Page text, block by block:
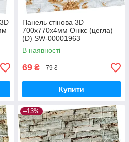
Панель стінова 3D
700х770х4мм Онікс (цегла)
(D) SW-00001963
В наявності
69 ₴ 79 ₴
Купити
–13%